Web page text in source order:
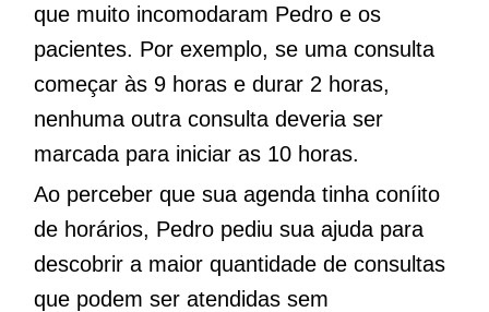
que muito incomodaram Pedro e os
pacientes. Por exemplo, se uma consulta
começar às 9 horas e durar 2 horas,
nenhuma outra consulta deveria ser
marcada para iniciar as 10 horas.
Ao perceber que sua agenda tinha coníito
de horários, Pedro pediu sua ajuda para
descobrir a maior quantidade de consultas
que podem ser atendidas sem